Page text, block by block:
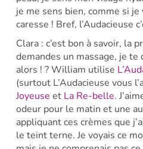
je me sens bien, comme si
caresse ! Bref, l’Audacieuse
Clara : c’est bon à savoir, la
demandes un massage, je te
alors ! ? William utilise
(surtout L’Audacieuse vous
Joyeuse et La Re-belle.
odeur pour le matin et une
appliquant ces crèmes que
le teint terne. Je voyais ce